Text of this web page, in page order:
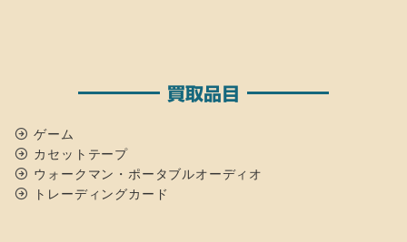
買取品目
ゲーム
カセットテープ
ウォークマン・ポータブルオーディオ
トレーディングカード